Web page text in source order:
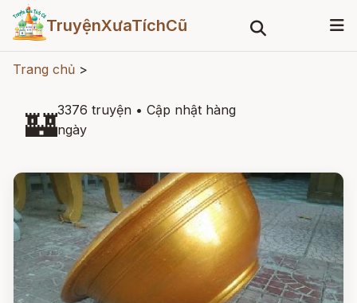
TruyệnXưaTíchCũ
Trang chủ >
🏰3376 truyện • Cập nhật hàng
ngày